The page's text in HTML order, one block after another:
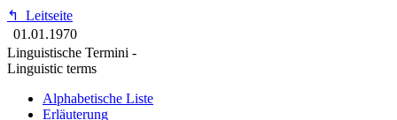
↰
Leitseite
01.01.1970
Linguistische Termini -
Linguistic terms
Alphabetische Liste
Erläuterung